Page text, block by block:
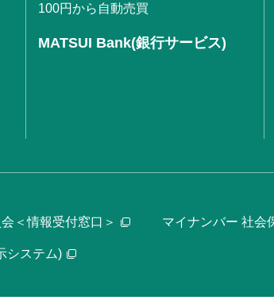
100円から自動売買
MATSUI Bank(銀行サービス)
＜情報受付窓口＞ マイナンバー 社会
システム)